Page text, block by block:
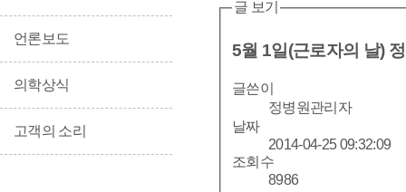
언론보도
의학상식
고객의 소리
글 보기
5월 1일(근로자의 날)
글쓴이
정병원관리자
날짜
2014-04-25 09:32:09
조회수
8986